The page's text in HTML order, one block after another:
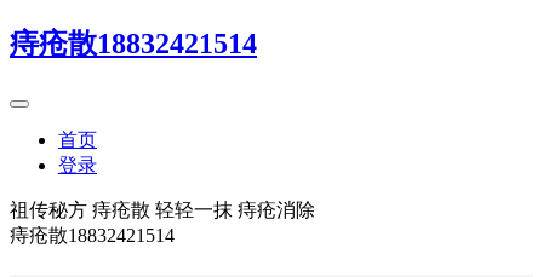
痔疮散18832421514
首页
登录
祖传秘方 痔疮散 轻轻一抹 痔疮消除
痔疮散18832421514